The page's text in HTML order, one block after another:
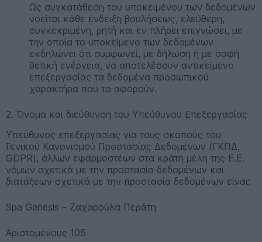
Ως συγκατάθεση του υποκειμένου των δεδομένων
νοείται κάθε ένδειξη βουλήσεως, ελεύθερη,
συγκεκριμένη, ρητή και εν πλήρει επιγνώσει, με
την οποία το υποκείμενο των δεδομένων
εκδηλώνει ότι συμφωνεί, με δήλωση ή με σαφή
θετική ενέργεια, να αποτελέσουν αντικείμενο
επεξεργασίας τα δεδομένα προσωπικού
χαρακτήρα που το αφορούν.
2. Όνομα και διεύθυνση του Υπεύθυνου Επεξεργασίας
Υπεύθυνος επεξεργασίας για τους σκοπούς του
Γενικού Κανονισμού Προστασίας Δεδομένων (ΓΚΠΔ,
GDPR), άλλων εφαρμοστέων στα κράτη μέλη της Ε.Ε.
νόμων σχετικά με την προστασία δεδομένων και
διατάξεων σχετικά με την προστασία δεδομένων είναι:
Spa Genesis – Ζαχαρούλα Περάτη
Αριστομένους 105